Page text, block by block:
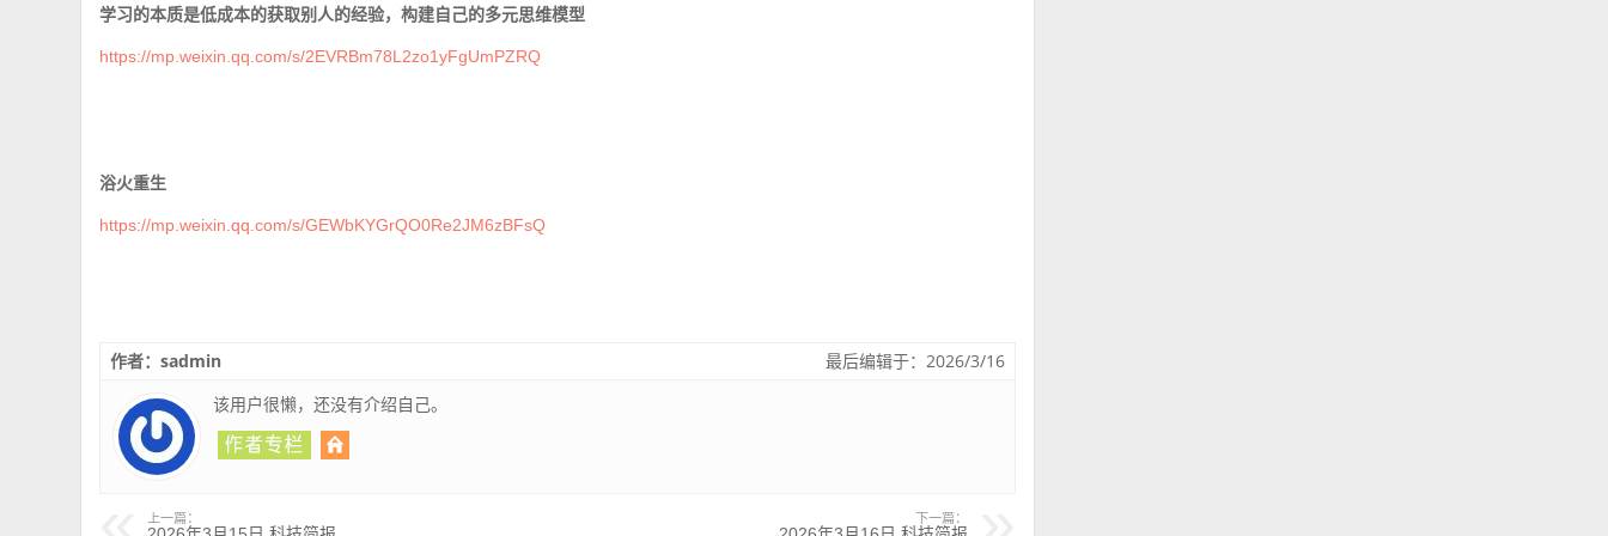
学习的本质是低成本的获取别人的经验，构建自己的多元思维模型
https://mp.weixin.qq.com/s/2EVRBm78L2zo1yFgUmPZRQ
浴火重生
https://mp.weixin.qq.com/s/GEWbKYGrQO0Re2JM6zBFsQ
最后编辑于：2026/3/16
作者：sadmin
该用户很懒，还没有介绍自己。
上一篇： 下一篇：